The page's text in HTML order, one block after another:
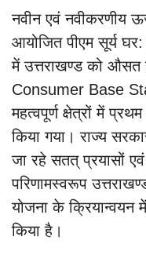
नवीन एवं नवीकरणीय
आयोजित पीएम सूर्य घर:
में उत्तराखण्ड को औसत
Consumer Base
महत्वपूर्ण क्षेत्रों में
किया गया। राज्य
जा रहे सतत् प्रयासों
परिणामस्वरूप
योजना के क्रियान्वयन
किया है।